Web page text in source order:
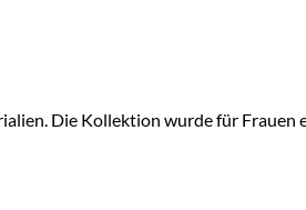
Die Kollektion wurde für